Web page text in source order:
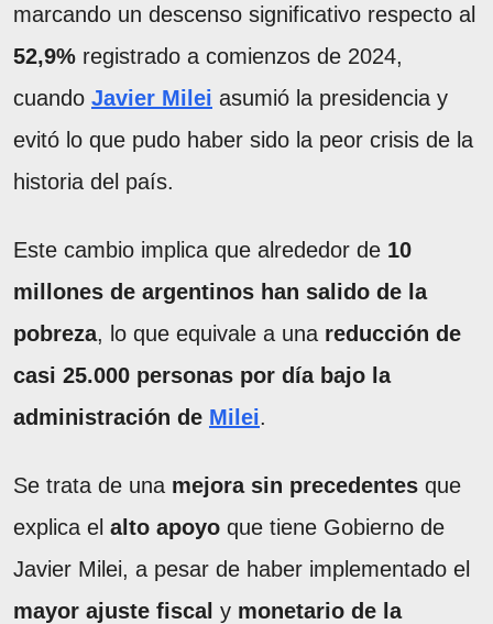
marcando un descenso significativo respecto al
52,9% registrado a comienzos de 2024,
cuando Javier Milei asumió la presidencia y
evitó lo que pudo haber sido la peor crisis de la
historia del país.
Este cambio implica que alrededor de 10
millones de argentinos han salido de la
pobreza, lo que equivale a una reducción de
casi 25.000 personas por día bajo la
administración de Milei.
Se trata de una mejora sin precedentes que
explica el alto apoyo que tiene Gobierno de
Javier Milei, a pesar de haber implementado el
mayor ajuste fiscal y monetario de la